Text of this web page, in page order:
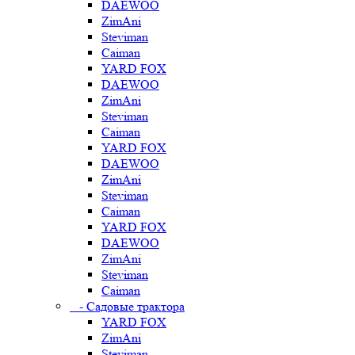
DAEWOO
ZimAni
Steviman
Caiman
YARD FOX
DAEWOO
ZimAni
Steviman
Caiman
YARD FOX
DAEWOO
ZimAni
Steviman
Caiman
YARD FOX
DAEWOO
ZimAni
Steviman
Caiman
- Садовые трактора
YARD FOX
ZimAni